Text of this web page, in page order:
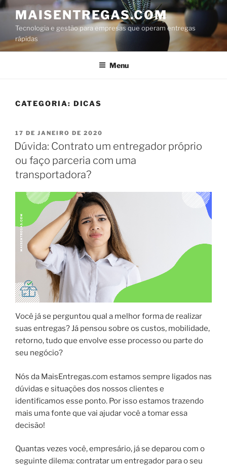
MAISENTREGAS.COM
Tecnologia e gestão para empresas que operam entregas
rápidas
Menu
CATEGORIA: DICAS
17 DE JANEIRO DE 2020
Dúvida: Contrato um entregador próprio
ou faço parceria com uma
transportadora?
Você já se perguntou qual a melhor forma de realizar
suas entregas? Já pensou sobre os custos, mobilidade,
retorno, tudo que envolve esse processo ou parte do
seu negócio?
Nós da MaisEntregas.com estamos sempre ligados nas
dúvidas e situações dos nossos clientes e
identificamos esse ponto. Por isso estamos trazendo
mais uma fonte que vai ajudar você a tomar essa
decisão!
Quantas vezes você, empresário, já se deparou com o
seguinte dilema: contratar um entregador para o seu